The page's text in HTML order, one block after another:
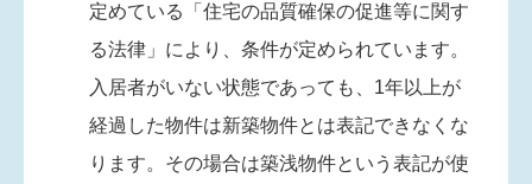
定めている「住宅の品質確保の促進等に関す
る法律」により、条件が定められています。
入居者がいない状態であっても、1年以上が
経過した物件は新築物件とは表記できなくな
ります。その場合は築浅物件という表記が使